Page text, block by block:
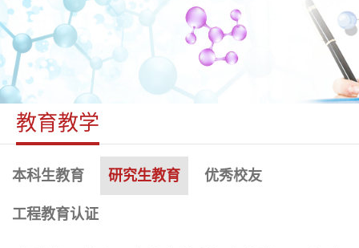
教育教学
本科生教育 研究生教育 优秀校友
工程教育认证